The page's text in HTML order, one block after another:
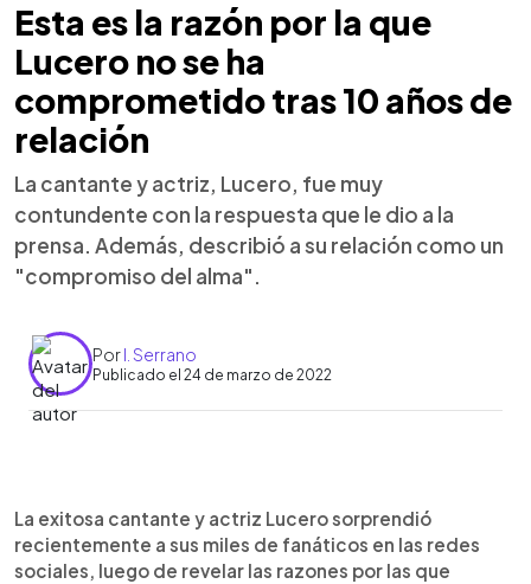
Esta es la razón por la que
Lucero no se ha
comprometido tras 10 años de
relación
La cantante y actriz, Lucero, fue muy
contundente con la respuesta que le dio a la
prensa. Además, describió a su relación como un
"compromiso del alma".
PorI. Serrano
Publicado el 24 de marzo de 2022
Escuchar artículo
La exitosa cantante y actriz Lucero sorprendió
recientemente a sus miles de fanáticos en las redes
sociales, luego de revelar las razones por las que